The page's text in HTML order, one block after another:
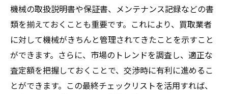
機械の取扱説明書や保証書、メンテナンス記録などの書
類を揃えておくことも重要です。これにより、買取業者
に対して機械がきちんと管理されてきたことを示すこと
ができます。さらに、市場のトレンドを調査し、適正な
査定額を把握しておくことで、交渉時に有利に進めるこ
とができます。この最終チェックリストを活用すれば、